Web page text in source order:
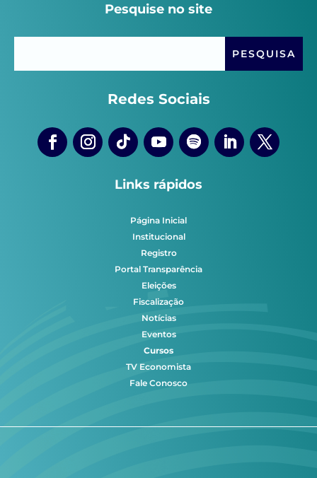
Pesquise no site
Redes Sociais
Links rápidos
Página Inicial
Institucional
Registro
Portal Transparência
Eleições
Fiscalização
Notícias
Eventos
Cursos
TV Economista
Fale Conosco